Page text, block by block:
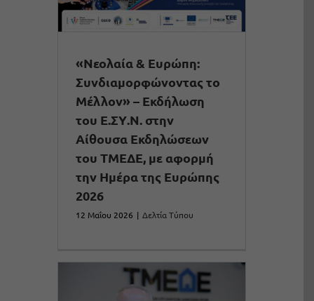
«Νεολαία & Ευρώπη:
Συνδιαμορφώνοντας το
Μέλλον» – Εκδήλωση
του Ε.ΣΥ.Ν. στην
Αίθουσα Εκδηλώσεων
του ΤΜΕΔΕ, με αφορμή
την Ημέρα της Ευρώπης
2026
12 Μαΐου 2026 | Δελτία Τύπου